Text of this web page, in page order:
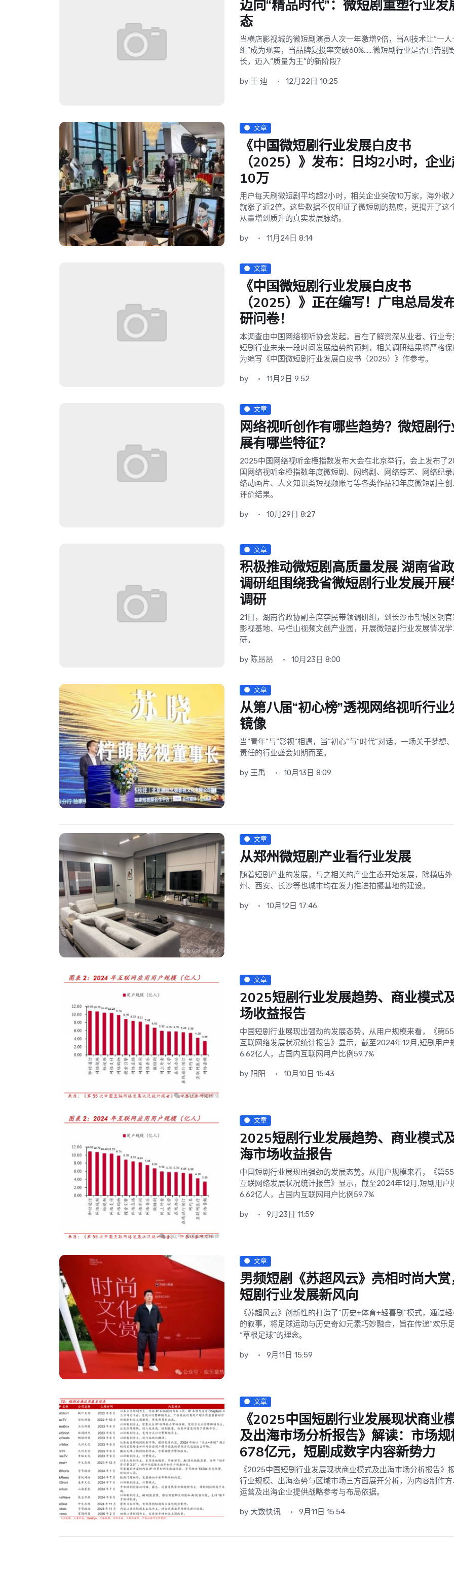
迈向“精品时代”：微短剧重塑行业发
态
当横店影视城的微短剧演员人次一年激增9倍，当AI技术让“一人
组”成为现实，当品牌复投率突破60%……微短剧行业是否已告别
长，迈入“质量为王”的新阶段？
by 王 迪 12月22日 10:25
文章
《中国微短剧行业发展白皮书
（2025）》发布：日均2小时，企
10万
用户每天刷微短剧平均超2小时，相关企业突破10万家，海外收
就涨了近2倍。这些数据不仅印证了微短剧的热度，更揭开了这
从量增到质升的真实发展脉络。
by 11月24日 8:14
文章
《中国微短剧行业发展白皮书
（2025）》正在编写！广电总局发
研问卷！
本调查由中国网络视听协会发起，旨在了解资深从业者、行业
短剧行业未来一段时间发展趋势的预判，相关调研结果将严格保
为编写《中国微短剧行业发展白皮书（2025）》作参考。
by 11月2日 9:52
文章
网络视听创作有哪些趋势？微短剧
展有哪些特征？
2025中国网络视听金橙指数发布大会在北京举行。会上发布了
国网络视听金橙指数年度微短剧、网络剧、网络综艺、网络纪录
络动画片、人文知识类短视频账号等各类作品和年度微短剧主创
评价结果。
by 10月29日 8:27
文章
积极推动微短剧高质量发展 湖南省
调研组围绕我省微短剧行业发展开展
调研
21日，湖南省政协副主席李民带领调研组，到长沙市望城区铜
影视基地、马栏山视频文创产业园，开展微短剧行业发展情况学
研。
by 陈昂昂 10月23日 8:00
文章
从第八届“初心榜”透视网络视听行业
镜像
当“青年”与“影视”相遇，当“初心”与“时代”对话，一场关于梦想
责任的行业盛会如期而至。
by 王禹 10月13日 8:09
文章
从郑州微短剧产业看行业发展
随着短剧产业的发展，与之相关的产业生态开始发展，除横店
州、西安、长沙等也城市均在发力推进拍摄基地的建设。
by 10月12日 17:46
文章
2025短剧行业发展趋势、商业模式
场收益报告
中国短剧行业展现出强劲的发展态势。从用户规模来看，《第
互联网络发展状况统计报告》显示，截至2024年12月,短剧用户
6.62亿人，占国内互联网用户比例59.7%
by 阳阳 10月10日 15:43
文章
2025短剧行业发展趋势、商业模式
海市场收益报告
中国短剧行业展现出强劲的发展态势。从用户规模来看，《第
互联网络发展状况统计报告》显示，截至2024年12月,短剧用户
6.62亿人，占国内互联网用户比例59.7%
by 9月23日 11:59
文章
男频短剧《苏超风云》亮相时尚大
短剧行业发展新风向
《苏超风云》创新性的打造了“历史+体育+轻喜剧“模式，通过
的叙事，将足球运动与历史奇幻元素巧妙融合，旨在传递“欢乐足
“草根足球”的理念。
by 9月11日 15:59
文章
《2025中国短剧行业发展现状商业
及出海市场分析报告》解读：市场
678亿元，短剧成数字内容新势力
《2025中国短剧行业发展现状商业模式及出海市场分析报告》
行业规模、出海态势与区域市场三方面展开分析，为内容制作方
运营及出海企业提供战略参考与布局依据。
by 大数快讯 9月11日 15:54